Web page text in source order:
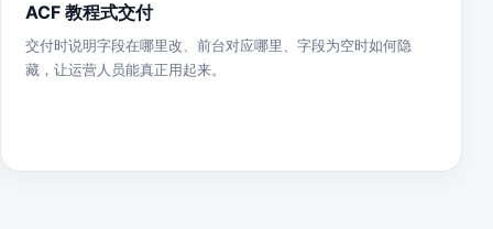
ACF 教程式交付
交付时说明字段在哪里改、前台对应哪里、字段为空时如何隐
藏，让运营人员能真正用起来。